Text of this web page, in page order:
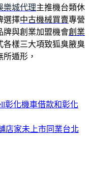
樂城代理主推機台類休
選擇中古機械買賣專營
牌與創業加盟機會創業
各樣三大項致狐臭腋臭
遁形，
彰化機車借款和彰化
店家未上市同業台北